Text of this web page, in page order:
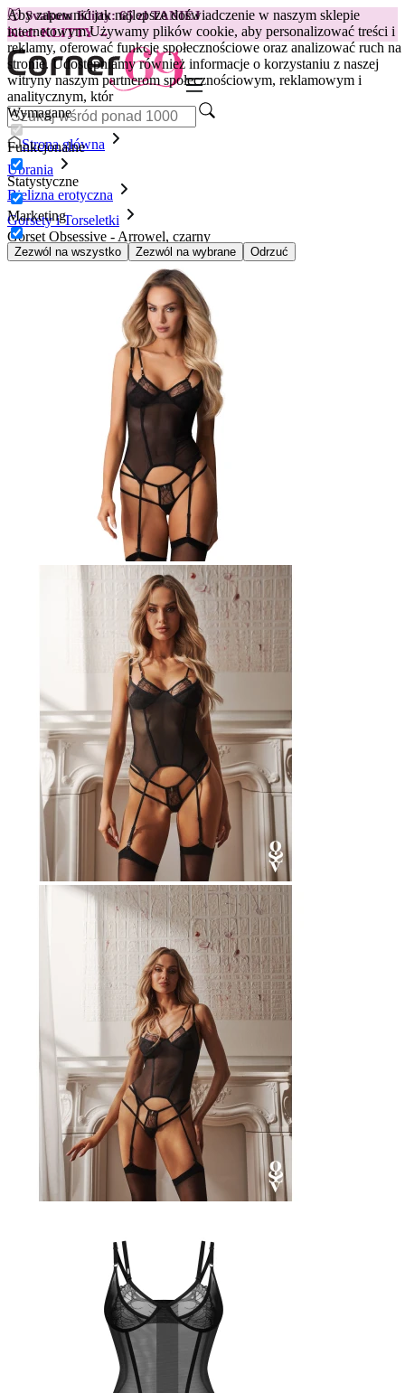
Aby zapewnić jak najlepsze doświadczenie w naszym sklepie
internetowym.Używamy plików cookie, aby personalizować treści i
reklamy, oferować funkcje społecznościowe oraz analizować ruch na
stronie. Udostępniamy również informacje o korzystaniu z naszej
witryny naszym partnerom społecznościowym, reklamowym i
analitycznym, któr
Wymagane
Funkcjonalne
Statystyczne
Marketing
Zezwól na wszystko Zezwól na wybrane Odrzuć
😽Svakom Klitty: 65 zł TANIEJ
Kod: KLITTY →
Strona główna
Ubrania
Bielizna erotyczna
Gorsety i Torseletki
Gorset Obsessive - Arrowel, czarny